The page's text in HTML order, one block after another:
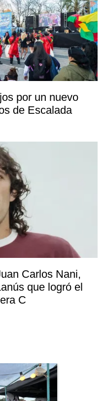
por un nuevo
de Escalada
Carlos Nani,
que logró el
C